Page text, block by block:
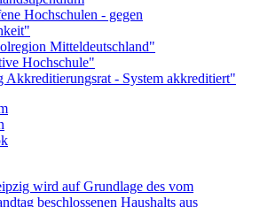
wird auf Grundlage des vom
beschlossenen Haushalts aus